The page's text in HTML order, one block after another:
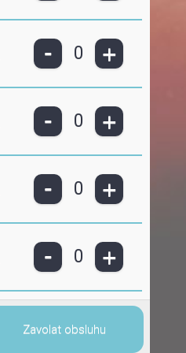
- 0 +
- 0 +
- 0 +
- 0 +
Zavolat obsluhu